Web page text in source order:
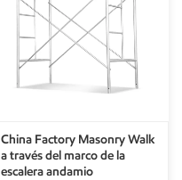
China Factory Masonry Walk
a través del marco de la
escalera andamio